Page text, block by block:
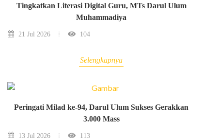
Tingkatkan Literasi Digital Guru, MTs Darul Ulum
Muhammadiya
21 Jul 2026 104
Selengkapnya
Peringati Milad ke-94, Darul Ulum Sukses Gerakkan
3.000 Mass
13 Jul 2026 113